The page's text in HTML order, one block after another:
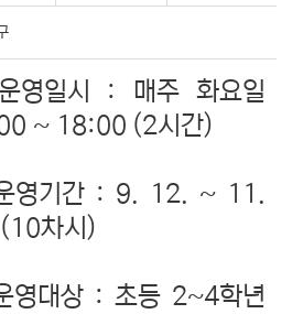
영일시 : 매주 화요일
~ 18:00 (2시간)
영기간 : 9. 12. ~ 11.
차시)
대상 : 초등 2~4학년